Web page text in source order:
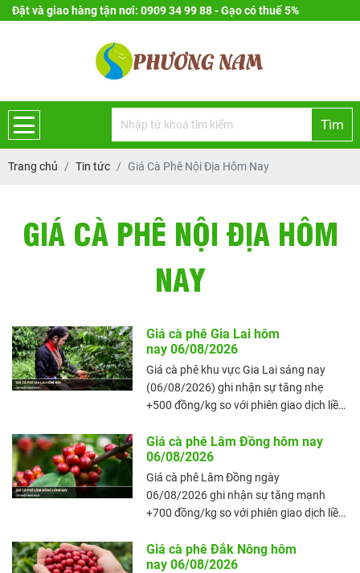
Đặt và giao hàng tận nơi: 0909 34 99 88 - Gạo có thuế 5%
Tìm
Trang chủ Tin tức Giá Cà Phê Nội Địa Hôm Nay
GIÁ CÀ PHÊ NỘI ĐỊA HÔM
NAY
Giá cà phê Gia Lai hôm
nay 06/08/2026
Giá cà phê khu vực Gia Lai sáng nay
(06/08/2026) ghi nhận sự tăng nhẹ
+500 đồng/kg so với phiên giao dịch liền
giá trung bình đạt 98.800 đồng/kg. Giá
cà phê nội địa tiếp tục duy trì trạng thái
tích cực, đưa mặt bằng giá tại Gia Lai
lên mức cao hơn so với phiên giao dịch
trước đó.
Giá cà phê Lâm Đồng hôm nay
06/08/2026
Giá cà phê Lâm Đồng ngày
06/08/2026 ghi nhận sự tăng mạnh
+700 đồng/kg so với phiên giao dịch liền
giá trung bình đạt 98.300 đồng/kg. Giá
cà phê nội địa tiếp tục duy trì trạng thái
Giá cà phê Đắk Nông hôm
nay 06/08/2026